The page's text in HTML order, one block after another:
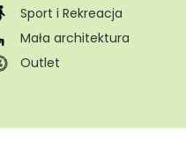
Sport i Rekreacja
Mała architektura
Outlet